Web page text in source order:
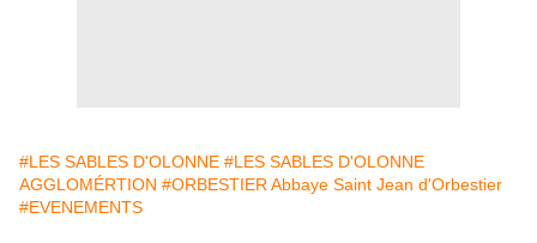
#LES SABLES D'OLONNE #LES SABLES D'OLONNE
AGGLOMÉRTION #ORBESTIER Abbaye Saint Jean d'Orbestier
#EVENEMENTS